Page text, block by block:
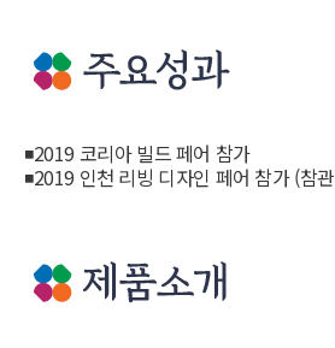
◾2019 코리아 빌드 페어 참가
◾2019 인천 리빙 디자인 페어 참가 (참